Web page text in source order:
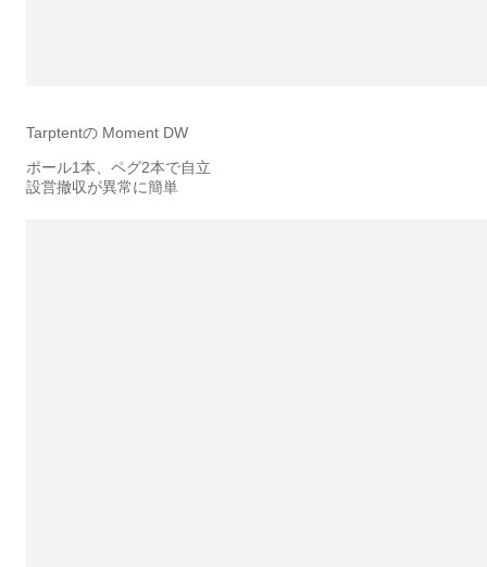
Tarptentの Moment DW
ポール1本、ペグ2本で自立
設営撤収が異常に簡単